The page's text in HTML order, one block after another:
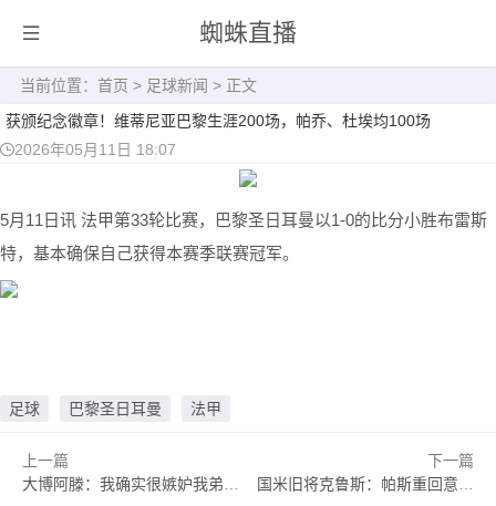
蜘蛛直播
当前位置： 首页 > 足球新闻 > 正文
获颁纪念徽章！维蒂尼亚巴黎生涯200场，帕乔、杜埃均100场
2026年05月11日 18:07
5月11日讯 法甲第33轮比赛，巴黎圣日耳曼以1-0的比分小胜布雷斯
特，基本确保自己获得本赛季联赛冠军。
足球 巴黎圣日耳曼 法甲
上一篇
大博阿滕：我确实很嫉妒我弟弟，看他赢得欧冠冠军时我觉得他不配
下一篇
国米旧将克鲁斯：帕斯重回意甲很难 马斯坦托诺是不错的转会选择